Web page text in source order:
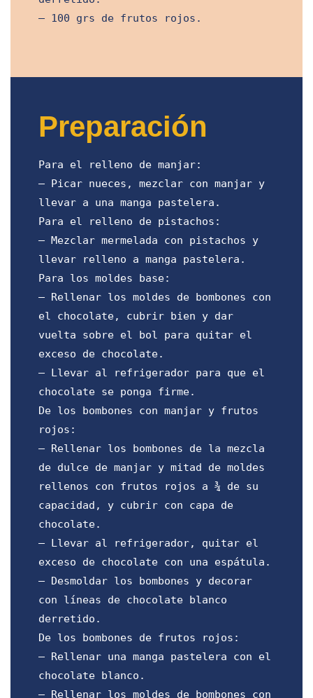
– 100 grs de frutos rojos.
Preparación
Para el relleno de manjar:
– Picar nueces, mezclar con manjar y
llevar a una manga pastelera.
Para el relleno de pistachos:
– Mezclar mermelada con pistachos y
llevar relleno a manga pastelera.
Para los moldes base:
– Rellenar los moldes de bombones con
el chocolate, cubrir bien y dar
vuelta sobre el bol para quitar el
exceso de chocolate.
– Llevar al refrigerador para que el
chocolate se ponga firme.
De los bombones con manjar y frutos
rojos:
– Rellenar los bombones de la mezcla
de dulce de manjar y mitad de moldes
rellenos con frutos rojos a ¾ de su
capacidad, y cubrir con capa de
chocolate.
– Llevar al refrigerador, quitar el
exceso de chocolate con una espátula.
– Desmoldar los bombones y decorar
con líneas de chocolate blanco
derretido.
De los bombones de frutos rojos:
– Rellenar una manga pastelera con el
chocolate blanco.
– Rellenar los moldes de bombones con